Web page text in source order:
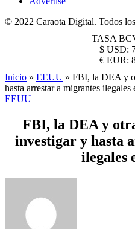
© 2022 Caraota Digital. Todos
TASA
$ USD:
€ EUR:
Inicio » EEUU » FBI, la DEA y
hasta arrestar a migrantes
EEUU
FBI, la DEA y
investigar y hasta
ilegales